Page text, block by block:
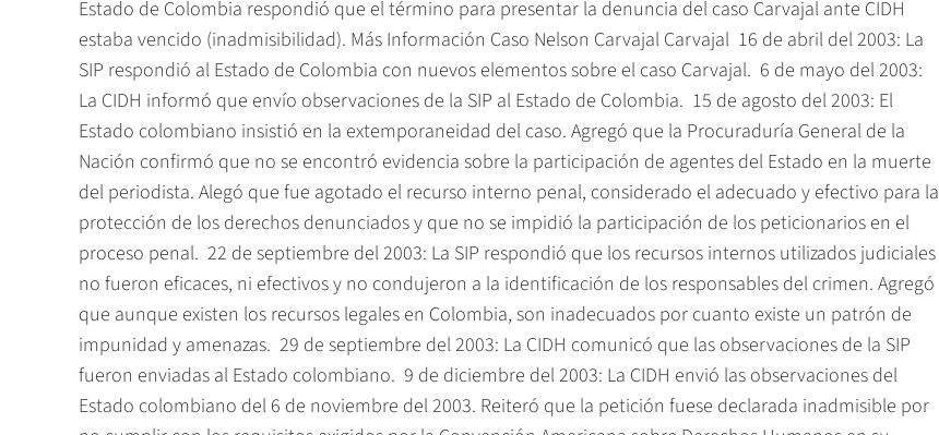
Estado de Colombia respondió que el término para presentar la denuncia del caso Carvajal ante CIDH
estaba vencido (inadmisibilidad). Más Información Caso Nelson Carvajal Carvajal  16 de abril del 2003: La
SIP respondió al Estado de Colombia con nuevos elementos sobre el caso Carvajal.  6 de mayo del 2003:
La CIDH informó que envío observaciones de la SIP al Estado de Colombia.  15 de agosto del 2003: El
Estado colombiano insistió en la extemporaneidad del caso. Agregó que la Procuraduría General de la
Nación confirmó que no se encontró evidencia sobre la participación de agentes del Estado en la muerte
del periodista. Alegó que fue agotado el recurso interno penal, considerado el adecuado y efectivo para la
protección de los derechos denunciados y que no se impidió la participación de los peticionarios en el
proceso penal.  22 de septiembre del 2003: La SIP respondió que los recursos internos utilizados judiciales
no fueron eficaces, ni efectivos y no condujeron a la identificación de los responsables del crimen. Agregó
que aunque existen los recursos legales en Colombia, son inadecuados por cuanto existe un patrón de
impunidad y amenazas.  29 de septiembre del 2003: La CIDH comunicó que las observaciones de la SIP
fueron enviadas al Estado colombiano.  9 de diciembre del 2003: La CIDH envió las observaciones del
Estado colombiano del 6 de noviembre del 2003. Reiteró que la petición fuese declarada inadmisible por